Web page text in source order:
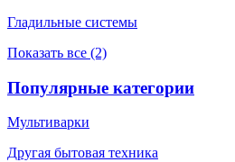
Гладильные системы
Показать все (2)
Популярные категории
Мультиварки
Другая бытовая техника